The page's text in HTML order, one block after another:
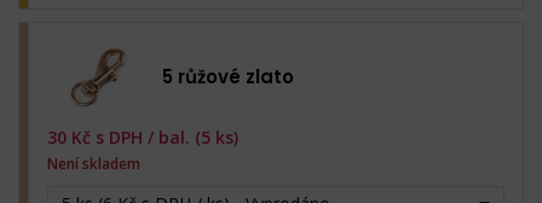
5 růžové zlato
30 Kč s DPH / bal. (5 ks)
Není skladem